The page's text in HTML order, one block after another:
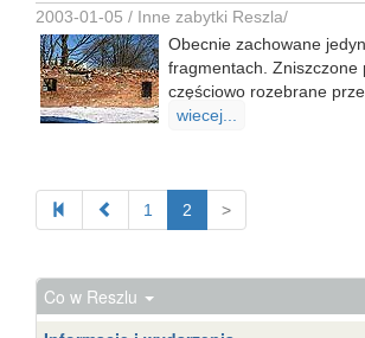
2003-01-05 / Inne zabytki Reszla/
Obecnie zachowane
fragmentach. Zniszczone
częściowo rozebrane
wiecej...
1 2 >
Co w Reszlu